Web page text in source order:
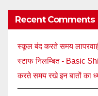
Recent Comments
स्कूल बंद करते समय
स्टाफ निलम्बित - Basic
करते समय रखे इन बातों का